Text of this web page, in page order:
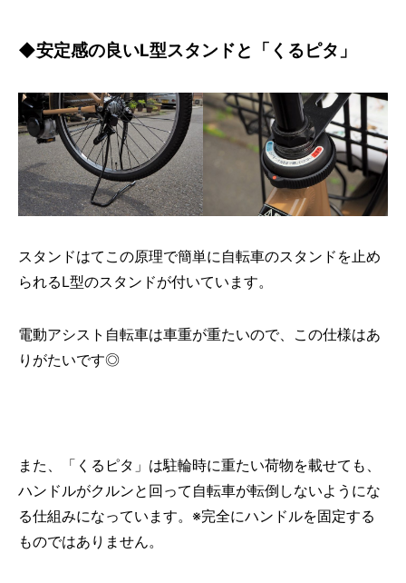
◆安定感の良いL型スタンドと「くるピタ」
スタンドはてこの原理で簡単に自転車のスタンドを止め
られるL型のスタンドが付いています。
電動アシスト自転車は車重が重たいので、この仕様はあ
りがたいです◎
また、「くるピタ」は駐輪時に重たい荷物を載せても、
ハンドルがクルンと回って自転車が転倒しないようにな
る仕組みになっています。※完全にハンドルを固定する
ものではありません。